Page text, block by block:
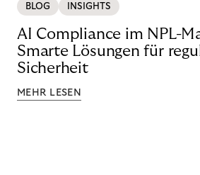
BLOG INSIGHTS
AI Compliance im NPL-
Smarte Lösungen für
Sicherheit
MEHR LESEN